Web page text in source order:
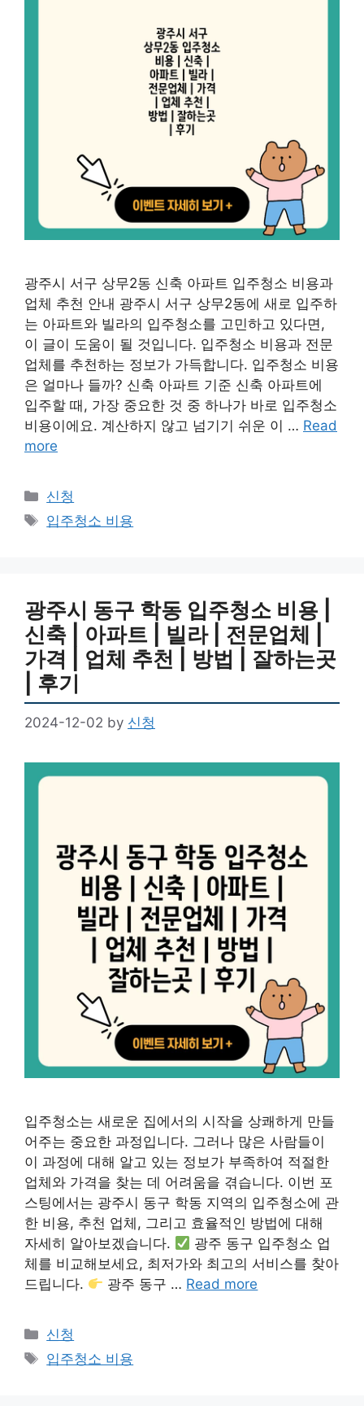
광주시 서구 상무2동 신축 아파트 입주청소 비용과
업체 추천 안내 광주시 서구 상무2동에 새로 입주하
는 아파트와 빌라의 입주청소를 고민하고 있다면,
이 글이 도움이 될 것입니다. 입주청소 비용과 전문
업체를 추천하는 정보가 가득합니다. 입주청소 비용
은 얼마나 들까? 신축 아파트 기준 신축 아파트에
입주할 때, 가장 중요한 것 중 하나가 바로 입주청소
비용이에요. 계산하지 않고 넘기기 쉬운 이 … Read
more
Categories
신청
Tags
입주청소 비용
광주시 동구 학동 입주청소 비용 |
신축 | 아파트 | 빌라 | 전문업체 |
가격 | 업체 추천 | 방법 | 잘하는곳
| 후기
2024-12-02 by 신청
입주청소는 새로운 집에서의 시작을 상쾌하게 만들
어주는 중요한 과정입니다. 그러나 많은 사람들이
이 과정에 대해 알고 있는 정보가 부족하여 적절한
업체와 가격을 찾는 데 어려움을 겪습니다. 이번 포
스팅에서는 광주시 동구 학동 지역의 입주청소에 관
한 비용, 추천 업체, 그리고 효율적인 방법에 대해
자세히 알아보겠습니다.
광주 동구 입주청소 업
체를 비교해보세요, 최저가와 최고의 서비스를 찾아
드립니다.
광주 동구 … Read more
Categories
신청
Tags
입주청소 비용